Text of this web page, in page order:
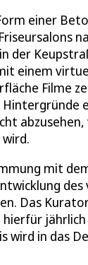
einer
der
einem
Filme
Hintergründe
abzusehen,
mit
des
Das
wird in das